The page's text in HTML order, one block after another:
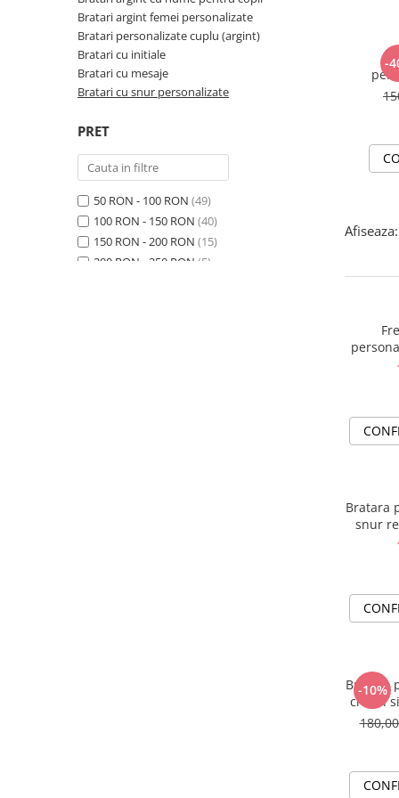
Bratari argint femei personalizate
Bratari personalizate cuplu (argint)
Bratari cu initiale
Bratari cu mesaje
Bratari cu snur personalizate
PRET
50 RON - 100 RON (49)
100 RON - 150 RON (40)
150 RON - 200 RON (15)
200 RON - 250 RON (5)
-
Afiseaza:
Bratara
snur
-10%
Bratara
cristal